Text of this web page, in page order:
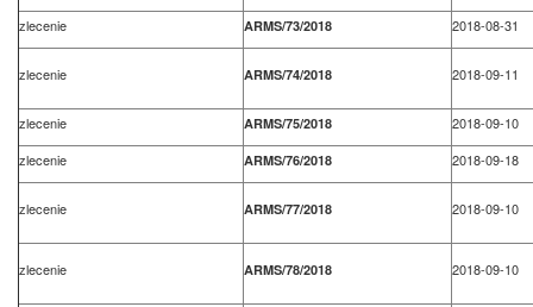
zlecenie
ARMS/73/2018 2018-08-31
zlecenie ARMS/74/2018 2018-09-11
zlecenie ARMS/75/2018
2018-09-10
zlecenie
ARMS/76/2018 2018-09-18
zlecenie ARMS/77/2018 2018-09-10
zlecenie ARMS/78/2018 2018-09-10